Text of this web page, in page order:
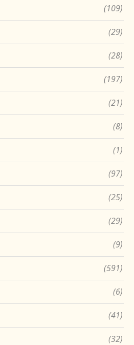
(109)
(29)
(28)
(197)
(21)
(8)
(1)
(97)
(25)
(29)
(9)
(591)
(6)
(41)
(32)